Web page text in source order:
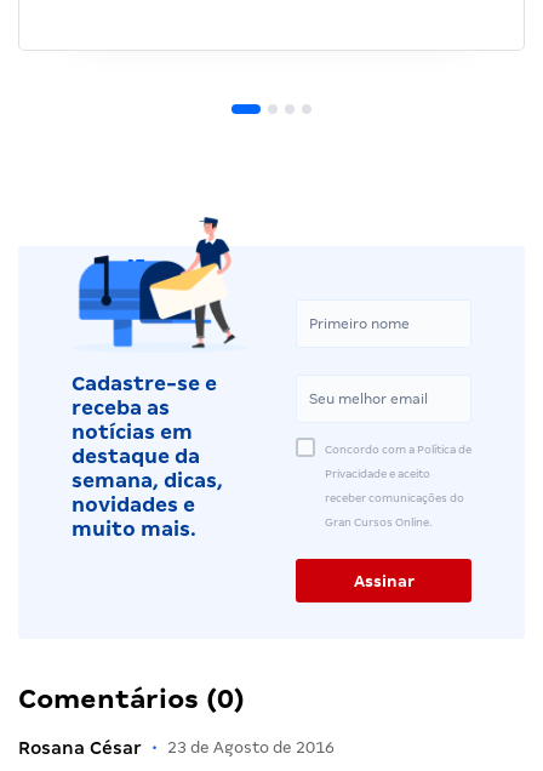
Cadastre-se e
receba as
notícias em
destaque da
semana, dicas,
novidades e
muito mais.
Concordo com a Política de
Privacidade e aceito
receber comunicações do
Gran Cursos Online.
Comentários (0)
Rosana César • 23 de Agosto de 2016